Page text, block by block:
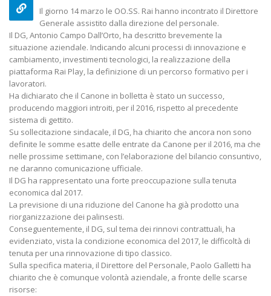
Il giorno 14 marzo le OO.SS. Rai hanno incontrato il Direttore
Generale assistito dalla direzione del personale.
Il DG, Antonio Campo Dall’Orto, ha descritto brevemente la
situazione aziendale. Indicando alcuni processi di innovazione e
cambiamento, investimenti tecnologici, la realizzazione della
piattaforma Rai Play, la definizione di un percorso formativo per i
lavoratori.
Ha dichiarato che il Canone in bolletta è stato un successo,
producendo maggiori introiti, per il 2016, rispetto al precedente
sistema di gettito.
Su sollecitazione sindacale, il DG, ha chiarito che ancora non sono
definite le somme esatte delle entrate da Canone per il 2016, ma che
nelle prossime settimane, con l’elaborazione del bilancio consuntivo,
ne daranno comunicazione ufficiale.
Il DG ha rappresentato una forte preoccupazione sulla tenuta
economica dal 2017.
La previsione di una riduzione del Canone ha già prodotto una
riorganizzazione dei palinsesti.
Conseguentemente, il DG, sul tema dei rinnovi contrattuali, ha
evidenziato, vista la condizione economica del 2017, le difficoltà di
tenuta per una rinnovazione di tipo classico.
Sulla specifica materia, il Direttore del Personale, Paolo Galletti ha
chiarito che è comunque volontà aziendale, a fronte delle scarse
risorse:
Elezioni RSU TIM Servizi
Digitali
13 Ottobre 2022
Telecom: sciopero contro
lo scorporo della rete
Elezioni RSU
R.T.I.
16 Giugno 2022
Convenzione
Centro Estetico